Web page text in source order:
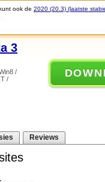
ook de 2020 (20.3) (laatste
3
/
/
Reviews